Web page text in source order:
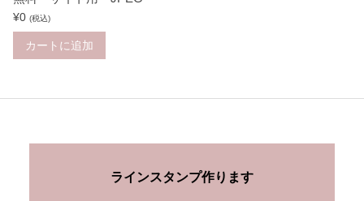
¥0 (税込)
カートに追加
ラインスタンプ作ります